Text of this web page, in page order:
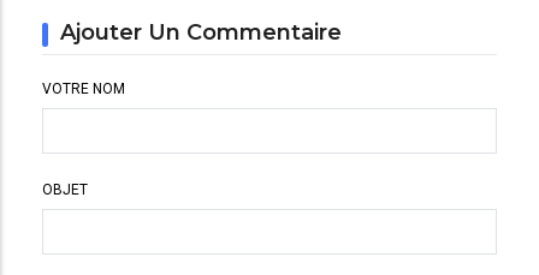
Ajouter Un Commentaire
VOTRE NOM
OBJET